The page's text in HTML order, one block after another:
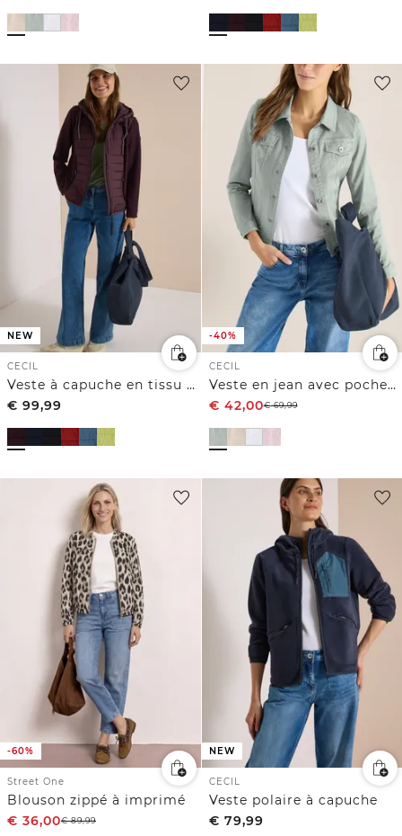
NEW
CECIL
Veste à capuche en tissu Scuba et matières mélangées
€ 99,99
-40%
CECIL
Veste en jean avec poches poitrine et boutons
€ 42,00€69,99
-60%
Street One
Blouson zippé à imprimé
€ 36,00€89,99
NEW
CECIL
Veste polaire à capuche
€ 79,99